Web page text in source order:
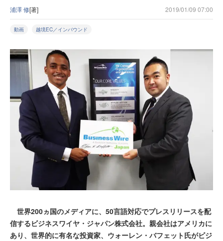
浦澤 修[著] 2019/01/09 07:00
動画 越境EC／インバウンド
世界200ヵ国のメディアに、50言語対応でプレスリリースを配
信するビジネスワイヤ・ジャパン株式会社。親会社はアメリカに
あり、世界的に有名な投資家、ウォーレン・バフェット氏がビジ